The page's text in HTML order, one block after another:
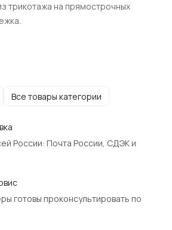
трикотажа на прямострочных
Все товары категории
России: Почта России, СДЭК и
готовы проконсультировать по